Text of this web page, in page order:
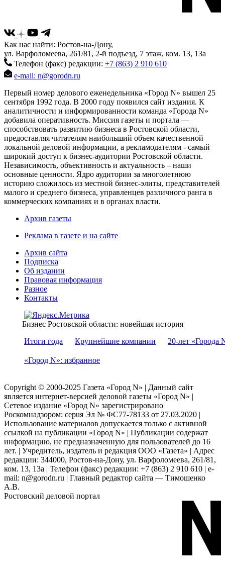
Как нас найти: Ростов-на-Дону,
ул. Варфоломеева, 261/81, 2-й подъезд, 7 этаж, ком. 13, 13а
Телефон (факс) редакции: +7 (863) 2 910 610
e-mail: n@gorodn.ru
Первый номер делового еженедельника «Город N» вышел 25
сентября 1992 года. В 2000 году появился сайт издания. К
аналитичности и информированности команда «Города N»
добавила оперативность. Миссия газеты и портала —
способствовать развитию бизнеса в Ростовской области,
предоставляя читателям наибольший объем качественной
локальной деловой информации, а рекламодателям - самый
широкий доступ к бизнес-аудитории Ростовской области.
Независимость, объективность и актуальность – наши
основные ценности. Ядро аудитории за многолетнюю
историю сложилось из местной бизнес-элиты, представителей
малого и среднего бизнеса, управленцев различного ранга в
коммерческих компаниях и в органах власти.
Архив газеты
Реклама в газете и на сайте
Архив сайта
Подписка
Об издании
Правовая информация
Разное
Контакты
Бизнес Ростовской области: новейшая история
Итоги года
Крупнейшие компании 20-лет «Города
«Город N»: избранное
Copyright © 2000-2025 Газета «Город N» | Данный сайт
является интернет-версией деловой газеты «Город N» |
Сетевое издание «Город N» зарегистрировано
Роскомнадзором: серuя Эл № ФС77-78133 от 27.03.2020 |
Использование материалов допускается только с активной
ссылкой на публикации «Город N» | Публикации содержат
информацию, не предназначенную для пользователей до 16
лет. | Учредитель, издатель и редакция ООО «Газета» | Адрес
редакции: 344000, Ростов-на-Дону, ул. Варфоломеева, 261/81,
ком. 13, 13а | Телефон (факс) редакции: +7 (863) 2 910 610 | e-
mail: n@gorodn.ru | Главный редактор сайта — Тимошенко
А.В.
Ростовский деловой портал